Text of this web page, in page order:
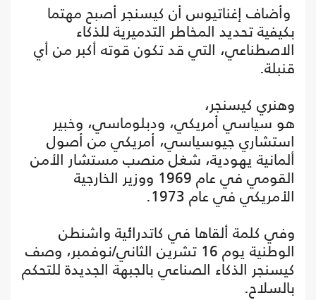
وأضاف إغناتيوس أن كيسنجر أصبح مهتما
بكيفية تحديد المخاطر التدميرية للذكاء
الاصطناعي، التي قد تكون قوته أكبر من أي
قنبلة.
وهنري كيسنجر،
هو سياسي أمريكي، ودبلوماسي، وخبير
استشاري جيوسياسي، أمريكي من أصول
ألمانية يهودية، شغل منصب مستشار الأمن
القومي في عام 1969 ووزير الخارجية
الأمريكي في عام 1973.
وفي كلمة ألقاها في كاتدرائية واشنطن
الوطنية يوم 16 تشرين الثاني/نوفمبر، وصف
كيسنجر الذكاء الصناعي بالجبهة الجديدة للتحكم
بالسلاح.